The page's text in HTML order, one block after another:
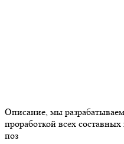
Описание, мы
проработкой всех
поз